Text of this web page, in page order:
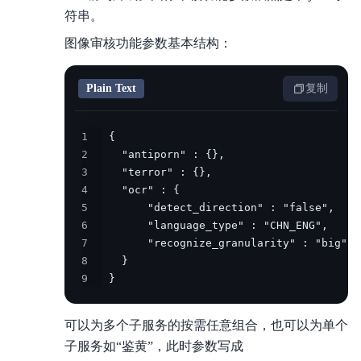
服务等级协议SLA
相关协议
符串。
图像审核功能参数基本结构：
Plain Text 复制
1
2
3
4
5
6
7
8
9
}
可以为多个子服务的按需任意组合，也可以为单个
子服务如“鉴黄”，此时参数写成